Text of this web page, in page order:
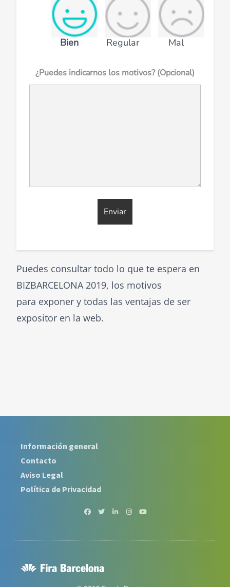
Bien Regular Mal
¿Puedes indicarnos los motivos? (Opcional)
Puedes consultar todo lo que te espera en
BIZBARCELONA 2019, los motivos
para exponer y todas las ventajas de ser
expositor en la web.
Información general
Contacto
Aviso Legal
Política de Privacidad